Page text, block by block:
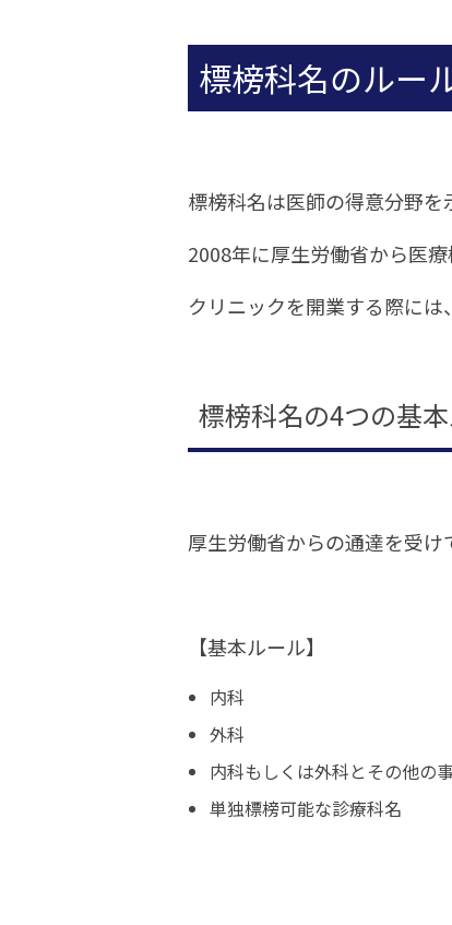
標榜科名のルー
標榜科名は医師の得意分野を
2008年に厚生労働省から医
クリニックを開業する際には
標榜科名の4つの基
厚生労働省からの通達を受け
【基本ルール】
内科
外科
内科もしくは外科とその他の
単独標榜可能な診療科名